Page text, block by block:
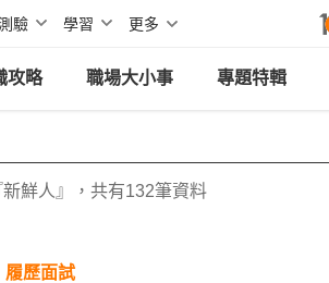
驗 學習 更多
攻略 職場大小事 專題特輯
鮮人』，共有132筆資料
履歷面試